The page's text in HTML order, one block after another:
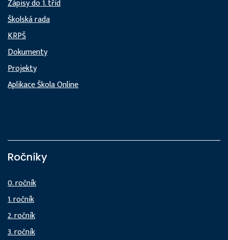
Zápisy do 1. tříd
Školská rada
KRPŠ
Dokumenty
Projekty
Aplikace Škola Online
Ročníky
0. ročník
1. ročník
2. ročník
3. ročník